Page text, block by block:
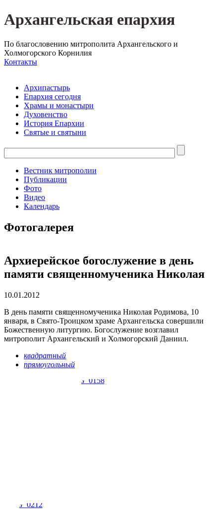
Архангельская епархия
По благословению митрополита Архангельского и
Холмогорского Корнилия
Контакты
Архипастырь
Епархия сегодня
Храмы и монастыри
Духовенство
История Епархии
Святые и святыни
Вестник митрополии
Публикации
Фото
Видео
Календарь
Фотогалерея
Архиерейское богослужение в день
памяти священномученика Николая
10.01.2012
В день памяти священномученика Николая Родимова, 10
января, в Свято-Троицком храме Архангельска совершили
Божественную литургию. Богослужение возглавил
митрополит Архангельский и Холмогорский Даниил.
квадратный
прямоугольный